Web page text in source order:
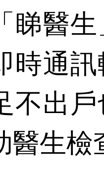
睇醫
時通
不出
醫生檢